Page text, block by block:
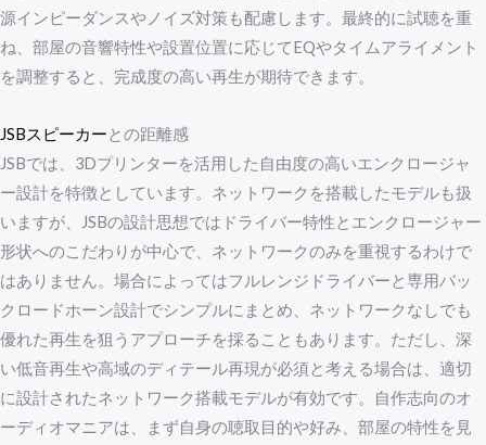
源インピーダンスやノイズ対策も配慮します。最終的に試聴を重
ね、部屋の音響特性や設置位置に応じてEQやタイムアライメント
を調整すると、完成度の高い再生が期待できます。
JSBスピーカーとの距離感
JSBでは、3Dプリンターを活用した自由度の高いエンクロージャ
ー設計を特徴としています。ネットワークを搭載したモデルも扱
いますが、JSBの設計思想ではドライバー特性とエンクロージャー
形状へのこだわりが中心で、ネットワークのみを重視するわけで
はありません。場合によってはフルレンジドライバーと専用バッ
クロードホーン設計でシンプルにまとめ、ネットワークなしでも
優れた再生を狙うアプローチを採ることもあります。ただし、深
い低音再生や高域のディテール再現が必須と考える場合は、適切
に設計されたネットワーク搭載モデルが有効です。自作志向のオ
ーディオマニアは、まず自身の聴取目的や好み、部屋の特性を見